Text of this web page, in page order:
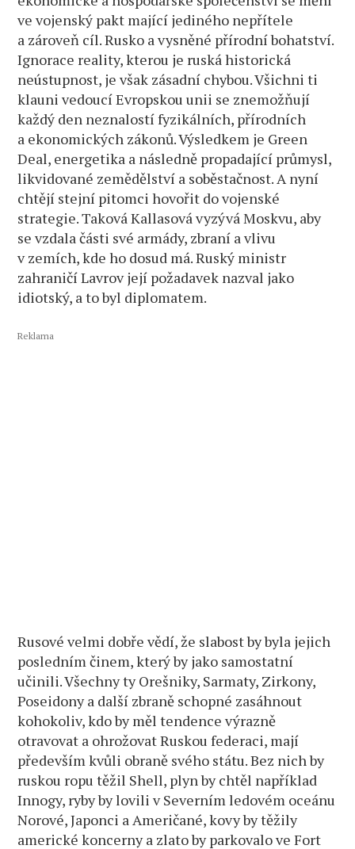
ve vojenský pakt mající jediného nepřítele
a zároveň cíl. Rusko a vysněné přírodní bohatství.
Ignorace reality, kterou je ruská historická
neústupnost, je však zásadní chybou. Všichni ti
klauni vedoucí Evropskou unii se znemožňují
každý den neznalostí fyzikálních, přírodních
a ekonomických zákonů. Výsledkem je Green
Deal, energetika a následně propadající průmysl,
likvidované zemědělství a soběstačnost. A nyní
chtějí stejní pitomci hovořit do vojenské
strategie. Taková Kallasová vyzývá Moskvu, aby
se vzdala části své armády, zbraní a vlivu
v zemích, kde ho dosud má. Ruský ministr
zahraničí Lavrov její požadavek nazval jako
idiotský, a to byl diplomatem.
Reklama
Rusové velmi dobře vědí, že slabost by byla jejich
posledním činem, který by jako samostatní
učinili. Všechny ty Orešniky, Sarmaty, Zirkony,
Poseidony a další zbraně schopné zasáhnout
kohokoliv, kdo by měl tendence výrazně
otravovat a ohrožovat Ruskou federaci, mají
především kvůli obraně svého státu. Bez nich by
ruskou ropu těžil Shell, plyn by chtěl například
Innogy, ryby by lovili v Severním ledovém oceánu
Norové, Japonci a Američané, kovy by těžily
americké koncerny a zlato by parkovalo ve Fort